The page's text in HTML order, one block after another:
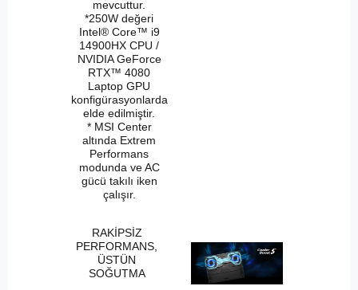
mevcuttur.
*250W değeri
Intel® Core™ i9
14900HX CPU /
NVIDIA GeForce
RTX™ 4080
Laptop GPU
konfigürasyonlarda
elde edilmiştir.
* MSI Center
altında Extrem
Performans
modunda ve AC
gücü takılı iken
çalışır.
RAKİPSİZ
PERFORMANS,
ÜSTÜN
SOĞUTMA